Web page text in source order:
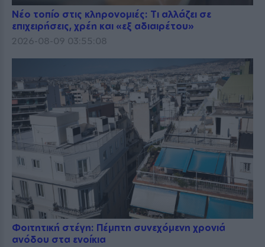
Νέο τοπίο στις κληρονομιές: Τι αλλάζει σε
επιχειρήσεις, χρέη και «εξ αδιαιρέτου»
2026-08-09 03:55:08
Φοιτητική στέγη: Πέμπτη συνεχόμενη χρονιά
ανόδου στα ενοίκια